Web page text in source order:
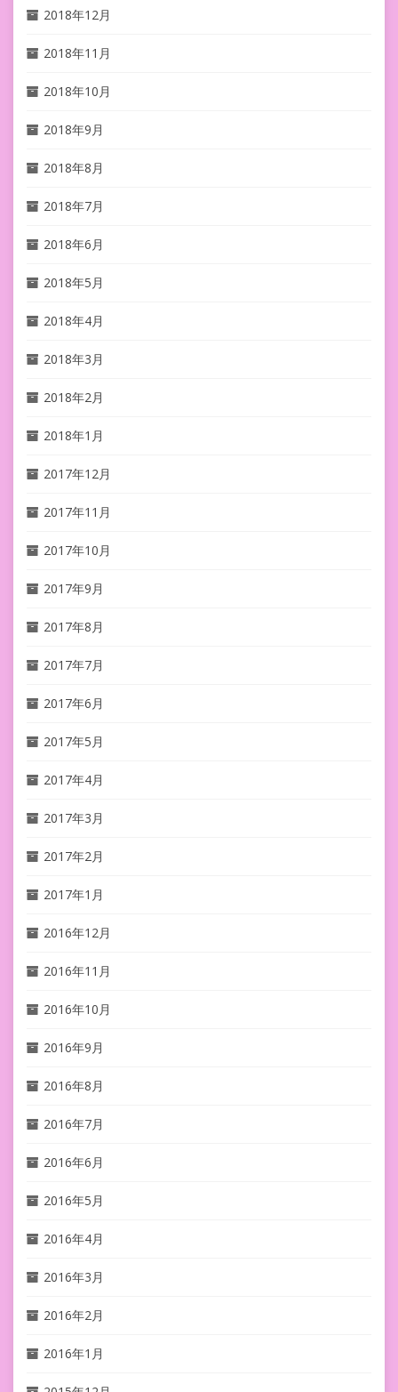
2018年12月
2018年11月
2018年10月
2018年9月
2018年8月
2018年7月
2018年6月
2018年5月
2018年4月
2018年3月
2018年2月
2018年1月
2017年12月
2017年11月
2017年10月
2017年9月
2017年8月
2017年7月
2017年6月
2017年5月
2017年4月
2017年3月
2017年2月
2017年1月
2016年12月
2016年11月
2016年10月
2016年9月
2016年8月
2016年7月
2016年6月
2016年5月
2016年4月
2016年3月
2016年2月
2016年1月